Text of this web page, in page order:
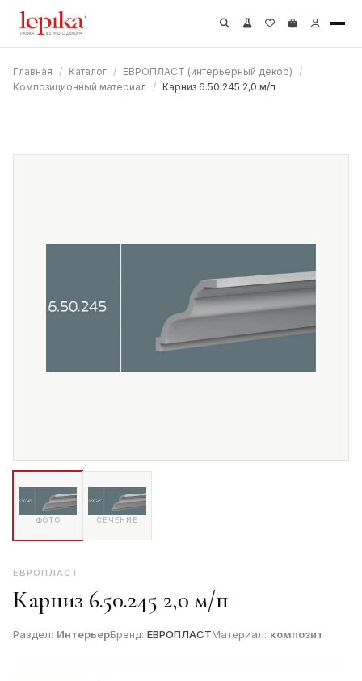
Главная / Каталог / ЕВРОПЛАСТ (интерьерный декор) /
Композиционный материал / Карниз 6.50.245 2,0 м/п
ФОТО СЕЧЕНИЕ
ЕВРОПЛАСТ
Карниз 6.50.245 2,0 м/п
Раздел: ИнтерьерБренд: ЕВРОПЛАСТМатериал: композит